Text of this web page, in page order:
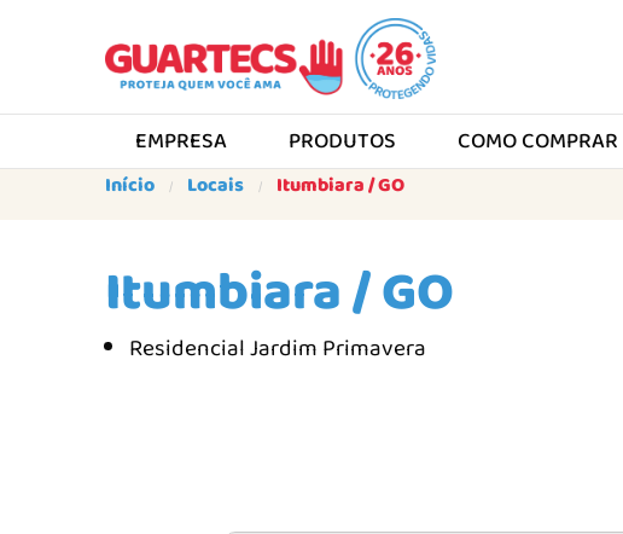
EMPRESA PRODUTOS COMO COMPRAR
Início Locais Itumbiara / GO
Itumbiara / GO
Residencial Jardim Primavera